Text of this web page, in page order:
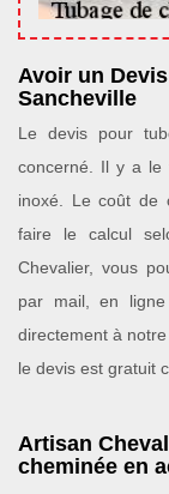
Avoir un
Sancheville
Le devis pour
concerné. Il y a le
inoxé. Le coût de
faire le calcul
Chevalier, vous
par mail, en
directement à
le devis est gratuit
Artisan
cheminée en